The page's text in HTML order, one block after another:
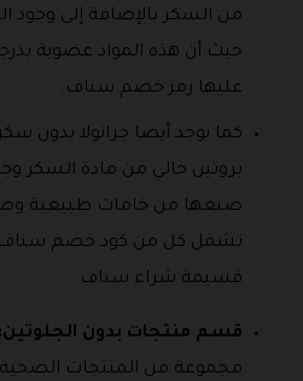
من السكر بالإضافة إلى وجود
عليها رمز خصم سناف.
كما يوجد أيضا جرانولا بدون
بروتين خالي من مادة السكر
صنعها من خامات طبيعية
تشمل كل من كود خصم سناف
قسيمة شراء سناف.
قسم منتجات بدون الجلوتين:
مجموعة من المنتجات الصحية